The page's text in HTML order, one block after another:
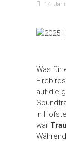
14.
Was für
auf die
In
war